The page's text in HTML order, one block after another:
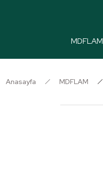
MDFLAM
Anasayfa MDFLAM